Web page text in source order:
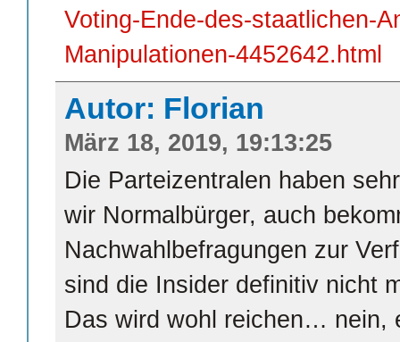
Voting-Ende-des-staatlichen-
Manipulationen-4452642.html
Autor: Florian
März 18, 2019, 19:13:25
Die Parteizentralen haben
wir Normalbürger, auch
Nachwahlbefragungen zur
sind die Insider definitiv nicht
Das wird wohl reichen… nein,